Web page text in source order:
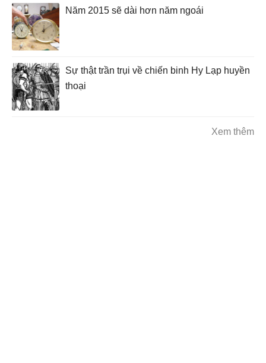
Năm 2015 sẽ dài hơn năm ngoái
Sự thật trần trụi về chiến binh Hy Lạp huyền
thoại
Xem thêm